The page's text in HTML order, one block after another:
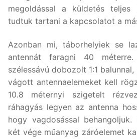
megoldással a küldetés
tudtuk tartani a kapcsolatot a
Azonban mi, táborhelyiek se
antennát faragni 40
szélessávú dobozolt 1:1
vágott antennaelemeket kell
10.8 méternyi szigetelt
ráhagyás legyen az antenna
hogy vagdosással
két vége műanyag záróelemet